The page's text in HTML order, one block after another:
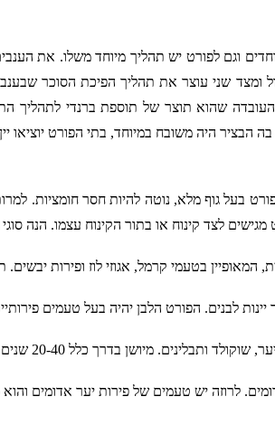
הבציר היה משובח במיוחד, בתי הפורט יוציאו
לצד קינוח או בתור הקינוח עצמו. הנה
לבנים. הפורט הלבן יהיה בעל טעמים
לרוזה יש טעמים של פירות יער אדומים